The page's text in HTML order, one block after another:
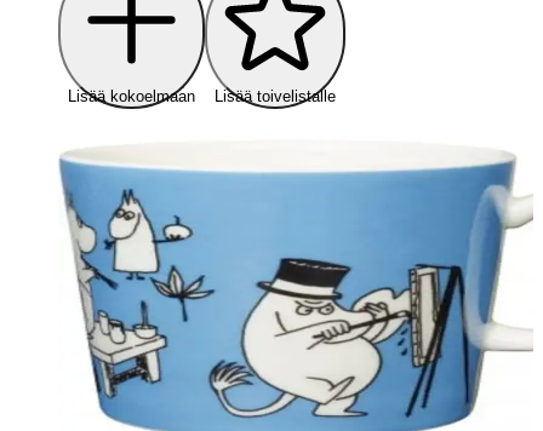
Lisää kokoelmaan Lisää toivelistalle